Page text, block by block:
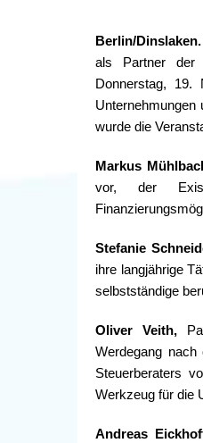
Berlin/Dinslaken.
als Partner der
Donnerstag, 19.
wurde die
Markus
vor, der
Stefanie
ihre langjährige
selbstständige
Oliver Veith,
Werdegang
Steuerberaters
Werkzeug für die
Andreas